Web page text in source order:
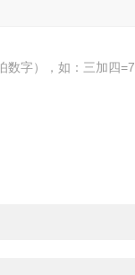
数字），如：三加四=7